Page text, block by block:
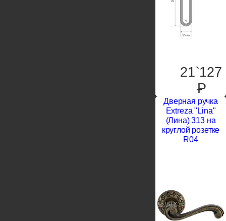
21`127
P
Дверная ручка
Extreza "Lina"
(Лина) 313 на
круглой розетке
R04